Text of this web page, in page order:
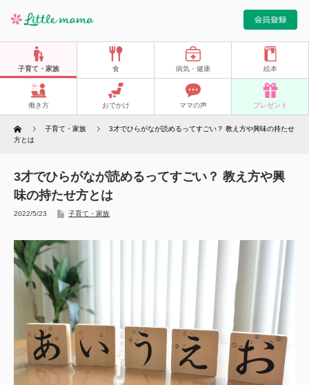
子育て・家族 食 病気・健康 絵本
働き方 おでかけ ママの声 プレゼント
Home 子育て・家族
3才でひらがなが読めるってすごい？ 教え方や興味の持たせ
方とは
3才でひらがなが読めるってすごい？ 教え方や興
味の持たせ方とは
2022/5/23 子育て・家族